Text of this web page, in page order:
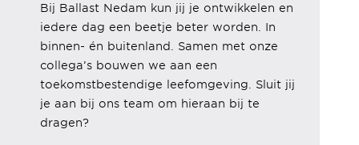
Bij Ballast Nedam kun jij je ontwikkelen en
iedere dag een beetje beter worden. In
binnen- én buitenland. Samen met onze
collega’s bouwen we aan een
toekomstbestendige leefomgeving . Sluit jij
je aan bij ons team om hieraan bij te
dragen?